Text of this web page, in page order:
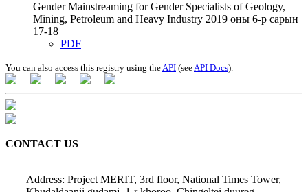
Gender Mainstreaming for Gender Specialists of Geology,
Mining, Petroleum and Heavy Industry 2019 оны 6-р сарын
17-18
PDF
You can also access this registry using theAPI (seeAPI Docs).
CONTACT US
Address: Project MERIT, 3rd floor, National Times Tower,